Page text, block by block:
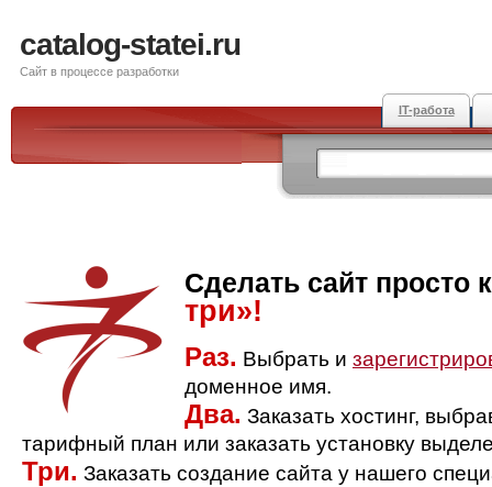
catalog-statei.ru
Сайт в процессе разработки
IT-работа
Сделать сайт просто
три»!
Раз. Выбрать и
доменное имя.
Два. Заказать хостинг,
тарифный план или заказать установку
Три. Заказать создание сайта у нашего